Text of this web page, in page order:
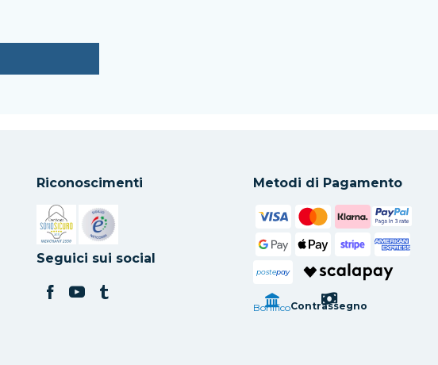
Riconoscimenti
Si apre in una nuova scheda
Si apre in una nuova scheda
Seguici sui social
Metodi di Pagamento
postepay
BonificoContrassegno